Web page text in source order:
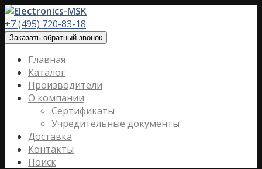
+7 (495) 720-83-18
Заказать обратный звонок
Главная
Каталог
Производители
О компании
Сертификаты
Учредительные документы
Доставка
Контакты
Поиск